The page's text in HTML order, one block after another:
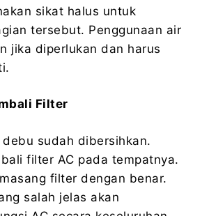
sikat halus untuk
tersebut. Penggunaan air
jika diperlukan dan harus
Filter
sudah dibersihkan.
filter AC pada tempatnya.
filter dengan benar.
salah jelas akan